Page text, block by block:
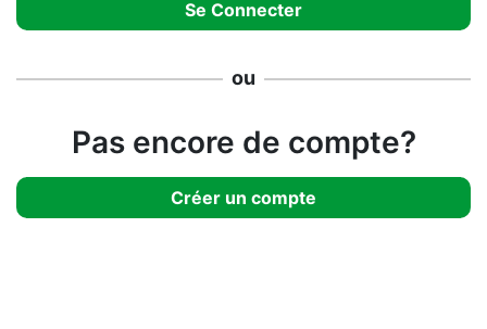
ou
Pas encore de compte?
Créer un compte